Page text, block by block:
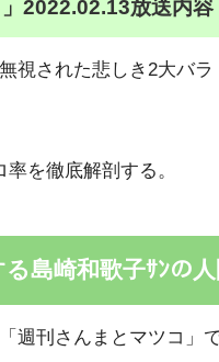
」2022.02.13放送内容
視された悲しき2大バ
を徹底解剖する。
島崎和歌子ｻﾝの
週刊さんまとマツコ」